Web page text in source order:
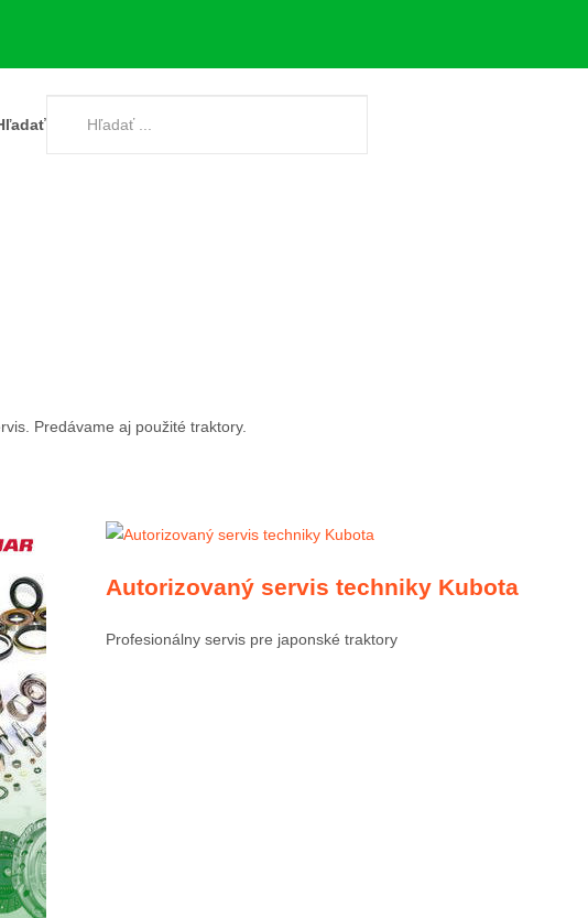
Predávame aj použité traktory.
Autorizovaný servis techniky Kubota
Profesionálny servis pre japonské traktory